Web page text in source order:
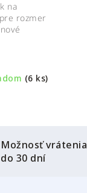
(6 ks)
na
rozmer
Možnosť vrátenia
do 30 dní